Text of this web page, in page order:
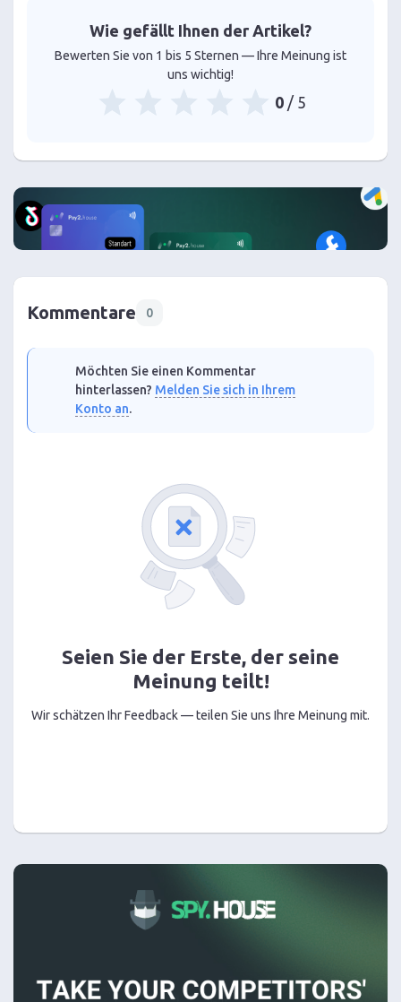
Wie gefällt Ihnen der Artikel?
Bewerten Sie von 1 bis 5 Sternen — Ihre Meinung ist
uns wichtig!
0/ 5
Kommentare 0
Möchten Sie einen Kommentar
hinterlassen? Melden Sie sich in Ihrem
Konto an.
Seien Sie der Erste, der seine
Meinung teilt!
Wir schätzen Ihr Feedback — teilen Sie uns Ihre Meinung mit.